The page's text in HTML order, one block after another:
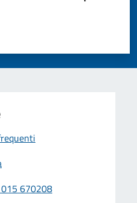
su 5
5
670208